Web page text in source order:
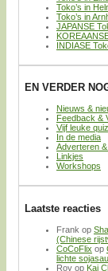
Toko’s in
Toko’s in
JAPANSE
INDIASE
EN VERDER
Nieuws &
Feedback &
Vijf leuke
In de media
Adverteren
Linkjes
Workshops
Laatste reacties
Frank op
(Chinese
CoCoFlix op
lichte
Roy op Kai